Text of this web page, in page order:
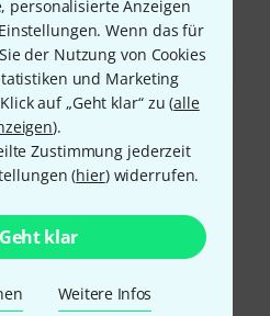
personalisierte Anzeigen
Wenn das für
der Nutzung von Cookies
und Marketing
auf „Geht klar“ zu (alle
).
Zustimmung jederzeit
(hier) widerrufen.
Geht klar
Weitere Infos
sicher per Nachnahme,
Klarna Sofort bezahlen